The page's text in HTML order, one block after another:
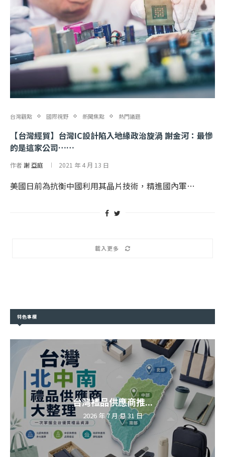
台灣觀點 國際視野 新聞焦點 熱門議題
【台灣經貿】台灣IC設計陷入地緣政治旋渦 謝金河：最慘
的是這家公司……
作者謝 亞庭 2021 年 4 月 13 日
美國日前為抗衡中國利用其晶片技術，精進國內軍…
載入更多
特色專欄
台灣禮品供應商推...
2026 年 7 月 月 31 日